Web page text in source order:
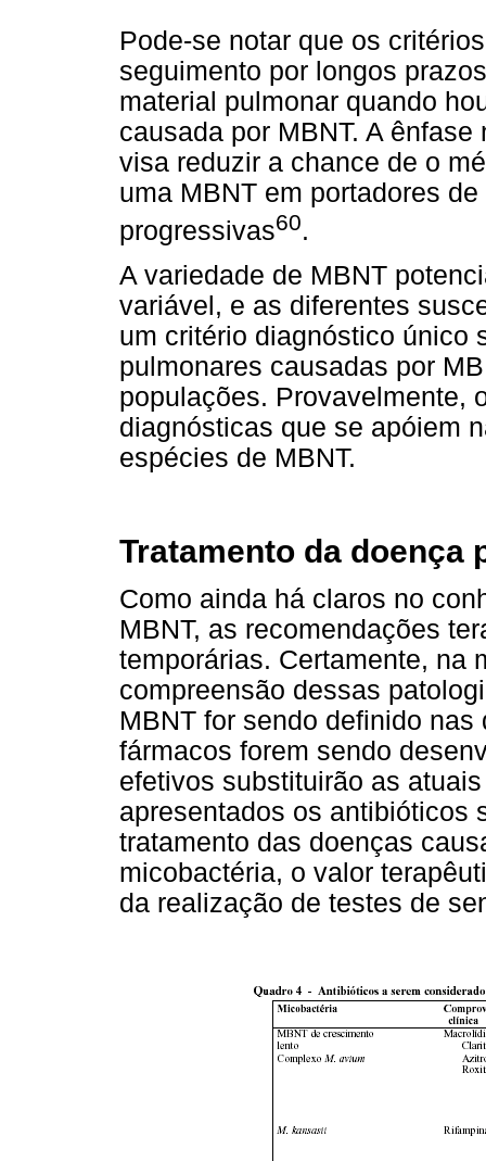
Pode-se notar que os
seguimento por longos
material pulmonar quando
causada por MBNT. A
visa reduzir a chance de o
uma MBNT em portadores
progressivas60.
A variedade de MBNT
variável, e as diferentes
um critério diagnóstico único
pulmonares causadas por
populações. Provavelmente,
diagnósticas que se apóiem
espécies de MBNT.
Tratamento da doença
Como ainda há claros no
MBNT, as recomendações
temporárias. Certamente, na
compreensão dessas
MBNT for sendo definido
fármacos forem sendo
efetivos substituirão as
apresentados os antibióticos
tratamento das doenças
micobactéria, o valor
da realização de testes de